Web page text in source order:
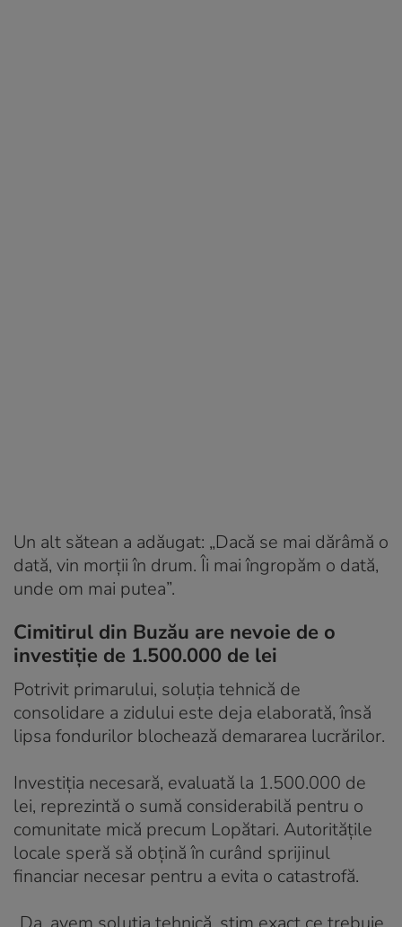
Un alt sătean a adăugat: „Dacă se mai dărâmă o
dată, vin morții în drum. Îi mai îngropăm o dată,
unde om mai putea”.
Cimitirul din Buzău are nevoie de o
investiție de 1.500.000 de lei
Potrivit primarului, soluția tehnică de
consolidare a zidului este deja elaborată, însă
lipsa fondurilor blochează demararea lucrărilor.
Investiția necesară, evaluată la 1.500.000 de
lei, reprezintă o sumă considerabilă pentru o
comunitate mică precum Lopătari. Autoritățile
locale speră să obțină în curând sprijinul
financiar necesar pentru a evita o catastrofă.